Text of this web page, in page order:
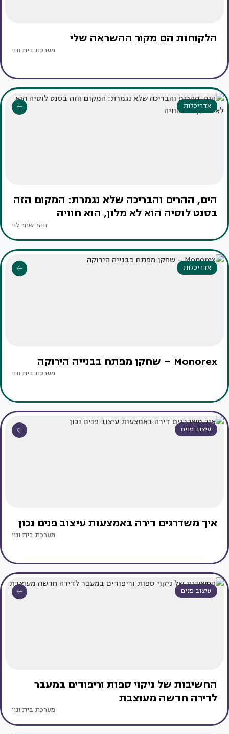
הלקוחות הם מקור ההשראה שלי
מערכת בית ונוי
אדריכלות
הים, ההרים והבריכה שלא נגמרת: המקום הזה
בסנט לוסיה הוא לא מלון, הוא חוויה
זוהר שחר לוי
אדריכלות
Monorex – שחקן מפתח בבנייה הירוקה
מערכת בית ונוי
עיצוב פנים
איך משדרגים דירה באמצעות עיצוב פנים נכון
מערכת בית ונוי
עיצוב פנים
החשיבות של ניקוי ספות וריפודים במעבר
לדירה חדשה מעוצבת
מערכת בית ונוי